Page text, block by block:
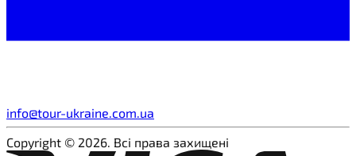
info@tour-ukraine.com.ua
Copyright © 2026. Всі права захищені